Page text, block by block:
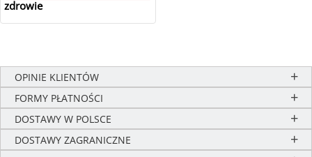
zdrowie
OPINIE KLIENTÓW
FORMY PŁATNOŚCI
DOSTAWY W POLSCE
DOSTAWY ZAGRANICZNE